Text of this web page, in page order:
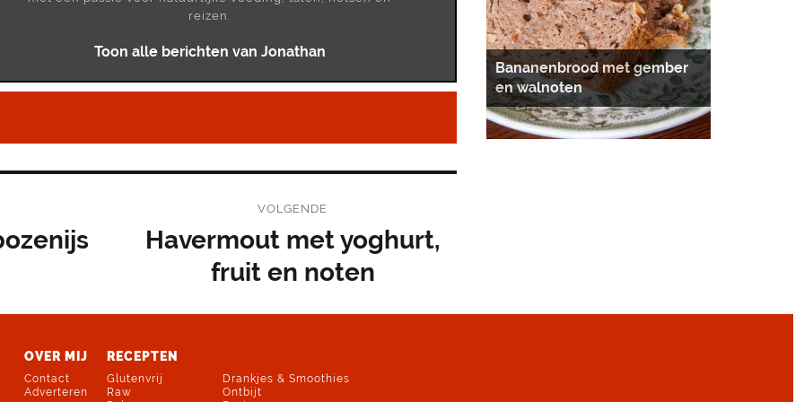
reizen.
Toon alle berichten van Jonathan
VOLGENDE
Volgend
Havermout met yoghurt,
fruit en noten
Bananenbrood met gember
en walnoten
OVER MIJ
Contact
Adverteren
RECEPTEN
Glutenvrij
Raw
Drankjes & Smoothies
Ontbijt